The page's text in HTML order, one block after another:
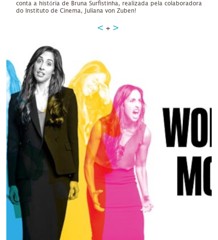
conta a história de Bruna Surfistinha, realizada pela colaboradora
do Instituto de Cinema, Juliana von Zuben!
+